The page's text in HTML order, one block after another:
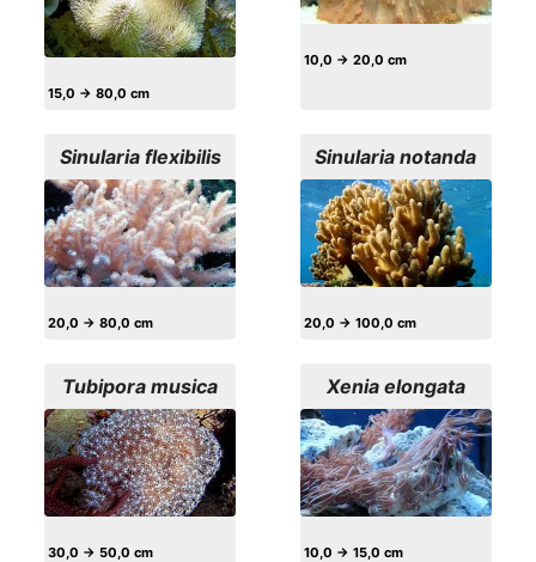
15,0 → 80,0 cm
10,0 → 20,0 cm
Sinularia flexibilis
20,0 → 80,0 cm
Sinularia notanda
20,0 → 100,0 cm
Tubipora musica
30,0 → 50,0 cm
Xenia elongata
10,0 → 15,0 cm